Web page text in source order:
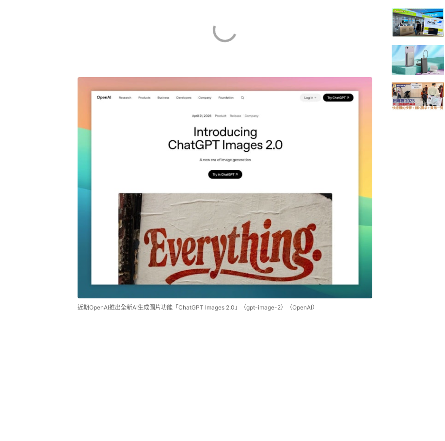
近期OpenAI推出全新AI生成圖片功能「ChatGPT Images 2.0」（gpt-image-2）（OpenAI）